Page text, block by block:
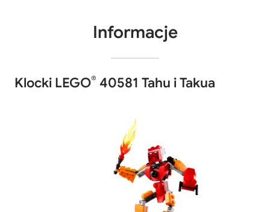
Informacje
Klocki LEGO® 40581 Tahu i Takua